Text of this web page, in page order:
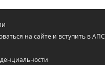
на сайте и вступить в АПС